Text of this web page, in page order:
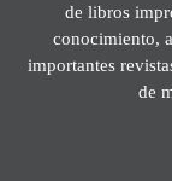
de libros
conocimiento,
importantes
de